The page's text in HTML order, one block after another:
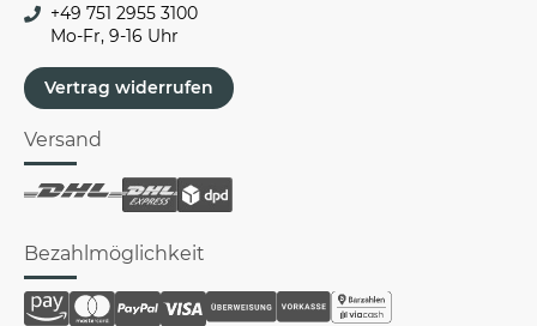
+49 751 2955 3100
Mo-Fr, 9-16 Uhr
Vertrag widerrufen
Versand
Bezahlmöglichkeit